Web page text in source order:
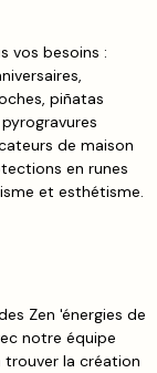
vos besoins :
piñatas
de maison
en runes
et esthétisme.
Zen 'énergies de
notre équipe
trouver la création